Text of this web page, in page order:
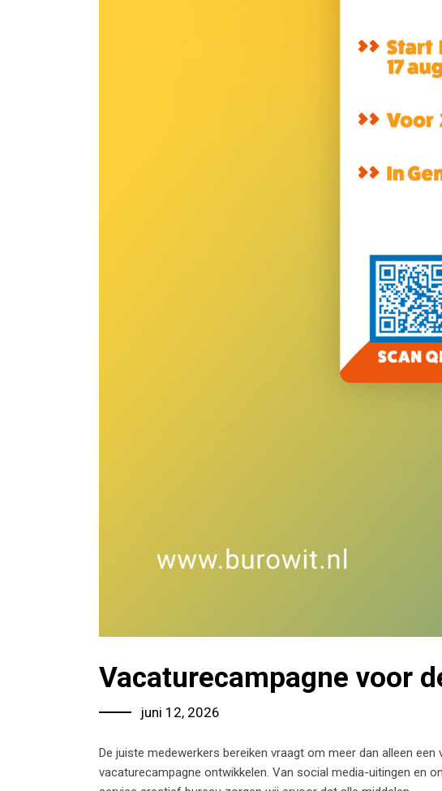
Vacaturecampagne voor
juni 12, 2026
De juiste medewerkers bereiken vraagt om meer dan alleen
vacaturecampagne ontwikkelen. Van social media-uitingen en